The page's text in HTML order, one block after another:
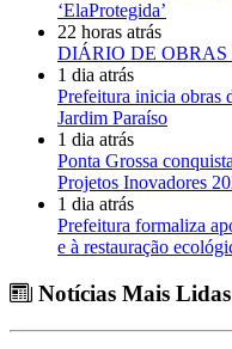
‘ElaProtegida’
22 horas atrás
DIÁRIO DE OBRAS
1 dia atrás
Prefeitura inicia obras
Jardim Paraíso
1 dia atrás
Ponta Grossa
Projetos Inovadores
1 dia atrás
Prefeitura formaliza
e à restauração
Notícias Mais Lidas